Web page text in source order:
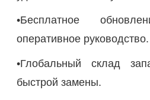
•Бесплатное
оперативное руководство.
•Глобальный склад
быстрой замены.